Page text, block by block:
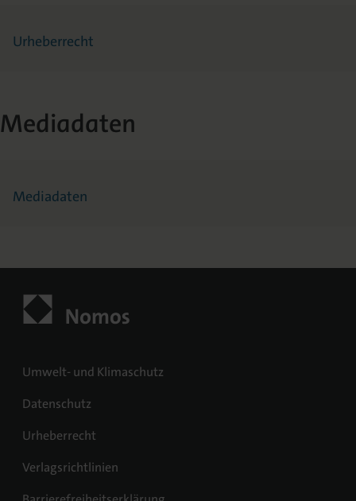
Urheberrecht
Mediadaten
Mediadaten
Umwelt- und Klimaschutz
Datenschutz
Urheberrecht
Verlagsrichtlinien